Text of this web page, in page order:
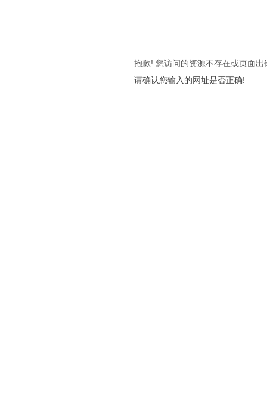
抱歉! 您访问的资源不存在或页面出
请确认您输入的网址是否正确!